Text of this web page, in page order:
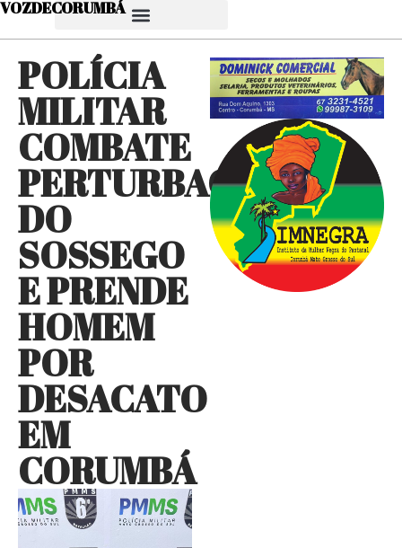
VOZDECORUMBÁ
POLÍCIA
MILITAR
COMBATE
PERTURBAÇÃO
DO
SOSSEGO
E PRENDE
HOMEM
POR
DESACATO
EM
CORUMBÁ